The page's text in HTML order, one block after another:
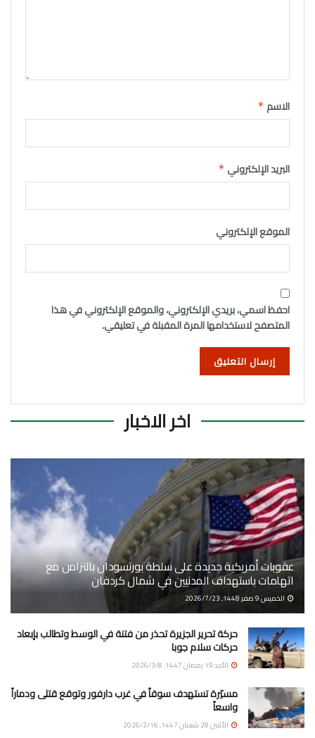
الاسم *
البريد الإلكتروني *
الموقع الإلكتروني
احفظ اسمي، بريدي الإلكتروني، والموقع الإلكتروني في هذا
المتصفح لاستخدامها المرة المقبلة في تعليقي.
اخر الاخبار
عقوبات أمريكية جديدة على سلطة بورتسودان بالتزامن مع
اتهامات باستهداف المدنيين في شمال كردفان
الخميس 9 صفر 1448, 2026/7/23
حركة تحرير الجزيرة تحذر من فتنة في الوسط وتطالب بإبعاد
حركات سلام جوبا
الأحد 19 رمضان 1447, 2026/3/8
مسيّرة تستهدف سوقاً في غرب دارفور وتوقع قتلى ودماراً
واسعاً
الأثنين 28 شعبان 1447, 2026/2/16